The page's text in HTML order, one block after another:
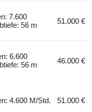
7.600
56 m
51.000 €
6.600
56 m
46.000 €
4.600 M/Std. 51.000 €